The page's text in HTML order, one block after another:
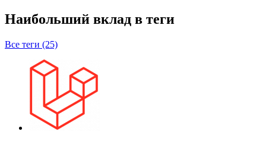
Наибольший вклад в теги
Все теги (25)